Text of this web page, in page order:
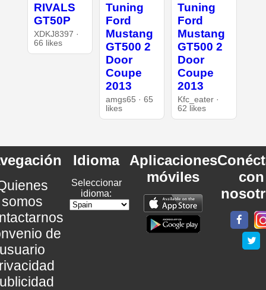
RIVALS
GT50P
XDKJ8397 ·
66 likes
Tuning
Ford
Mustang
GT500 2
Door
Coupe
2013
amgs65 · 65
likes
Tuning
Ford
Mustang
GT500 2
Door
Coupe
2013
Kfc_eater ·
62 likes
somos
de
Idioma
Seleccionar
idioma:
Aplicaciones
móviles
con